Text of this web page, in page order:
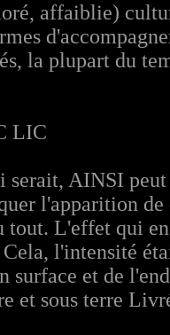
affaiblie)
la plupart du
LIC
AINSI
l'apparition
tout. L'effet qui
l'intensité
surface et de
et sous terre